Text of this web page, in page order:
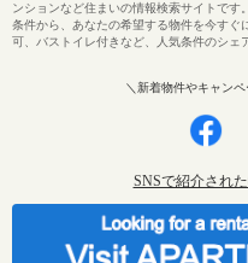
ンションなど住まいの情報検索サイトで
条件から、あなたの希望する物件を今すぐ
可、バストイレ付きなど、人気条件のシェ
＼新着物件やキャン
SNSで紹介され